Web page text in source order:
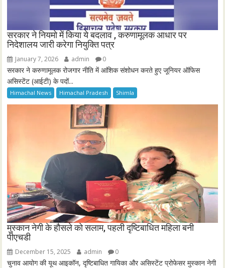
सरकार ने नियमो में किया ये बदलाव , करुणामूलक आधार पर
निदेशालय जारी करेगा नियुक्ति पत्र
January 7, 2026 admin 0
सरकार ने करुणामूलक रोजगार नीति में आंशिक संशोधन करते हुए जूनियर ऑफिस
असिस्टेंट (आईटी) के पदों...
Himachal News Himachal Pradesh Shimla
मुस्कान नेगी के हौसले को सलाम, पहली दृष्टिबाधित महिला बनी
पीएचडी
December 15, 2025 admin 0
चुनाव आयोग की यूथ आइकॉन, दृष्टिबाधित गायिका और असिस्टेंट प्रोफेसर मुस्कान नेगी